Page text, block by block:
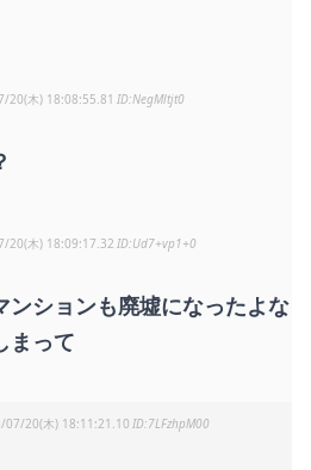
20(木) 18:08:55.81 NegMltjt0
20(木) 18:09:17.32 Ud7+vp1+0
ンションも廃墟になったよな
まって
07/20(木) 18:11:21.10 7LFzhpM00